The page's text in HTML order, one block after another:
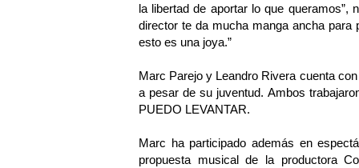
la libertad de aportar lo que queramos”,
director te da mucha manga ancha
esto es una joya.”
Marc Parejo y Leandro Rivera cuenta
a pesar de su juventud. Ambos
PUEDO LEVANTAR.
Marc ha participado además en
propuesta musical de la productora